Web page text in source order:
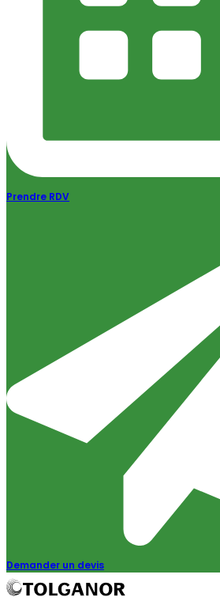
Prendre RDV
Demander un devis